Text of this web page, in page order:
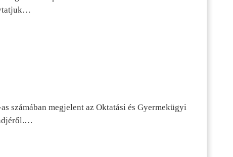
számában megjelent az Oktatási és Gyermekügyi